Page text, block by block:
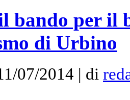
bando per il
di Urbino
07/2014 | di